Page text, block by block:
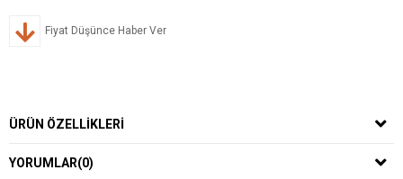
Fiyat Düşünce Haber Ver
ÜRÜN ÖZELLIKLERI
YORUMLAR(0)